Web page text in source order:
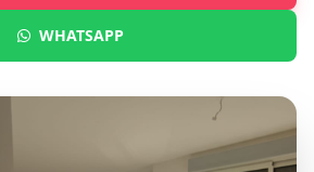
WHATSAPP